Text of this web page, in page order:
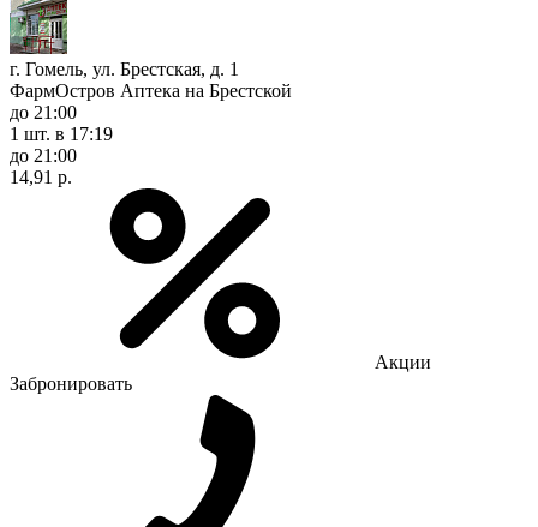
г. Гомель, ул. Брестская, д. 1
ФармОстров Аптека на Брестской
до 21:00
1 шт. в 17:19
до 21:00
14,91 р.
Акции
Забронировать